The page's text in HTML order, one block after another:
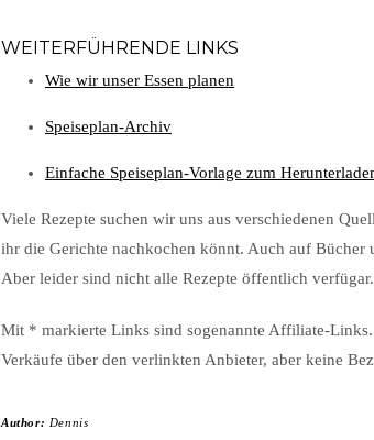
WEITERFÜHRENDE LINKS
Wie wir unser Essen planen
Speiseplan-Archiv
Einfache Speiseplan-Vorlage zum
Viele Rezepte suchen wir uns aus verschiedenen
ihr die Gerichte nachkochen könnt. Auch auf
Aber leider sind nicht alle Rezepte öffentlich verfügar.
Mit * markierte Links sind sogenannte Affiliate-
Verkäufe über den verlinkten Anbieter, aber keine
Author: Dennis